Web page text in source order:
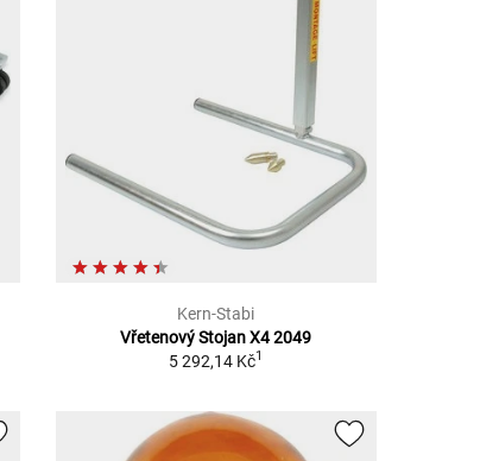
Kern-Stabi
Vřetenový Stojan X4 2049
5 292,14 Kč1